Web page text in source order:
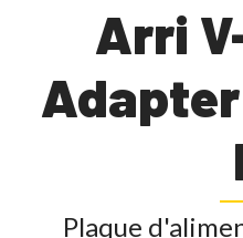
Arri
Plaque